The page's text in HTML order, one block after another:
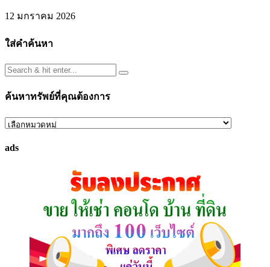
12 มกราคม 2026
ใส่คำค้นหา
ค้นหาทรัพย์ที่คุณต้องการ
ค้นหา
ที่
ads